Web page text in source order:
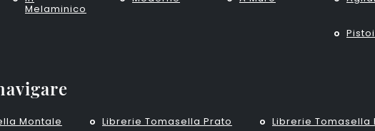
Melaminico
Montale Librerie Tomasella Prato Librerie Tomasella